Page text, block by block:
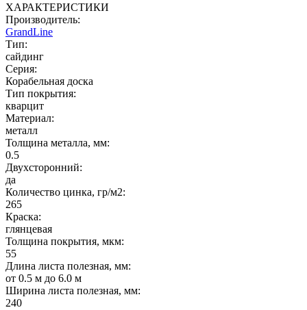
ХАРАКТЕРИСТИКИ
Производитель:
GrandLine
Тип:
сайдинг
Серия:
Корабельная доска
Тип покрытия:
кварцит
Материал:
металл
Толщина металла, мм:
0.5
Двухсторонний:
да
Количество цинка, гр/м2:
265
Краска:
глянцевая
Толщина покрытия, мкм:
55
Длина листа полезная, мм:
от 0.5 м до 6.0 м
Ширина листа полезная, мм:
240